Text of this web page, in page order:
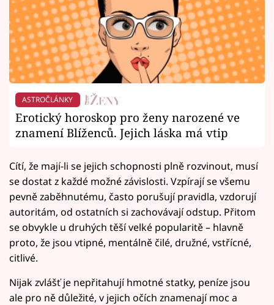
ASTROČLÁNKY
Erotický horoskop pro ženy narozené ve
znamení Blíženců. Jejich láska má vtip
Cítí, že mají-li se jejich schopnosti plně rozvinout, musí
se dostat z každé možné závislosti. Vzpírají se všemu
pevně zaběhnutému, často porušují pravidla, vzdorují
autoritám, od ostatních si zachovávají odstup. Přitom
se obvykle u druhých těší velké popularitě – hlavně
proto, že jsou vtipné, mentálně čilé, družné, vstřícné,
citlivé.
Nijak zvlášť je nepřitahují hmotné statky, peníze jsou
ale pro ně důležité, v jejich očích znamenají moc a